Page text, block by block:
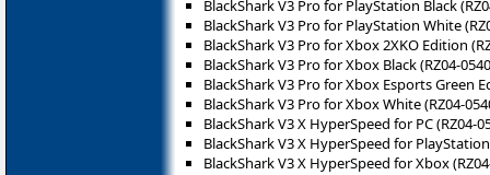
BlackShark V3 Pro for PlayStation Black
BlackShark V3 Pro for PlayStation White
BlackShark V3 Pro for Xbox 2XKO Edition
BlackShark V3 Pro for Xbox Black (RZ04-
BlackShark V3 Pro for Xbox Esports Green
BlackShark V3 Pro for Xbox White (RZ04-
BlackShark V3 X HyperSpeed for PC (RZ04-
BlackShark V3 X HyperSpeed for
BlackShark V3 X HyperSpeed for Xbox